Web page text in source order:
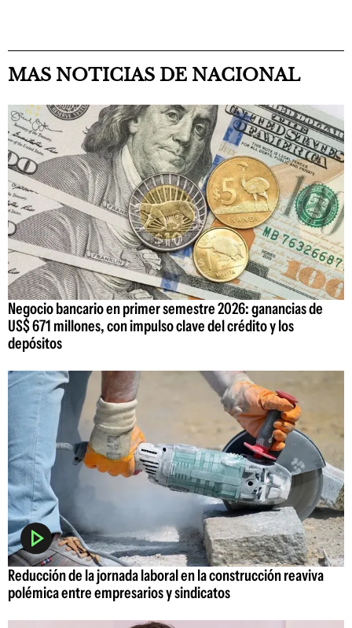
MAS NOTICIAS DE NACIONAL
Negocio bancario en primer semestre 2026: ganancias de
US$ 671 millones, con impulso clave del crédito y los
depósitos
Reducción de la jornada laboral en la construcción reaviva
polémica entre empresarios y sindicatos